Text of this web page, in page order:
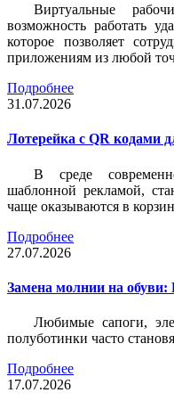
Виртуальные
возможность работать
которое позволяет
приложениям из любой
Подробнее
31.07.2026
Лотерейка c QR кодами
В среде
шаблонной рекламой,
чаще оказываются в
Подробнее
27.07.2026
Замена молнии на
Любимые сапоги,
полуботинки часто
Подробнее
17.07.2026